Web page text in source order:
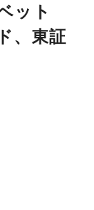
ット
、東証